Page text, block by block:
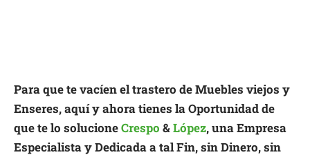
Para que te vacíen el trastero de Muebles viejos y
Enseres, aquí y ahora tienes la Oportunidad de
que te lo solucioneCrespo &López, una Empresa
Especialista y Dedicada a tal Fin, sin Dinero, sin